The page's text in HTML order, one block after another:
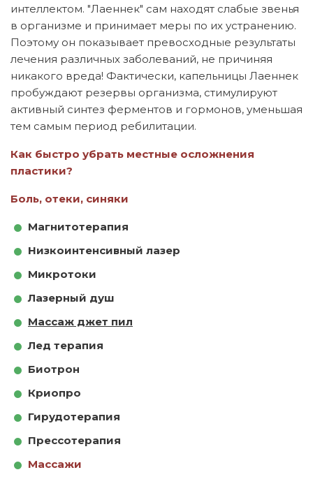
интеллектом. "Лаеннек" сам находят слабые звенья
в организме и принимает меры по их устранению.
Поэтому он показывает превосходные результаты
лечения различных заболеваний, не причиняя
никакого вреда! Фактически, капельницы Лаеннек
пробуждают резервы организма, стимулируют
активный синтез ферментов и гормонов, уменьшая
тем самым период ребилитации.
Как быстро убрать местные осложнения
пластики?
Боль, отеки, синяки
Магнитотерапия
Низкоинтенсивный лазер
Микротоки
Лазерный душ
Массаж джет пил
Лед терапия
Биотрон
Криопро
Гирудотерапия
Прессотерапия
Массажи